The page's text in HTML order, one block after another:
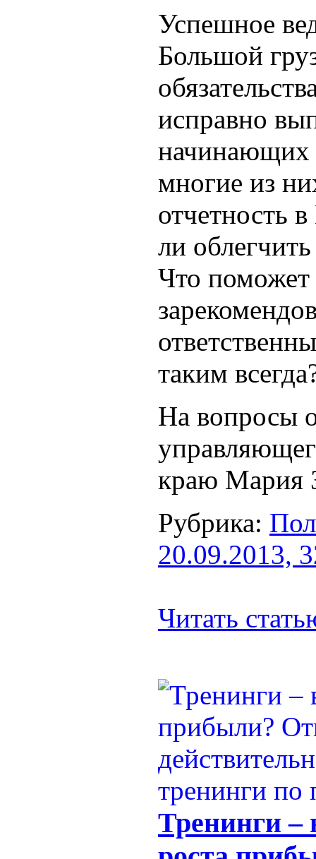
Успешное
Большой
исправно
начинающих
многие из
отчетность
ли
Что поможет
таким
На вопросы
краю Мария
Рубрика:
20.09.2013,
Читать
Тренинги –